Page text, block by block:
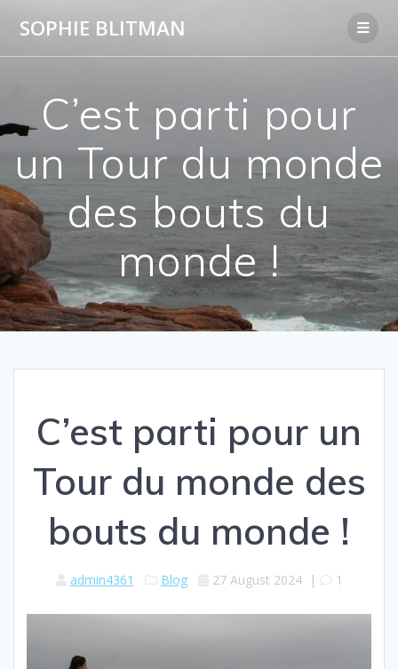
SOPHIE BLITMAN
C’est parti pour
un Tour du monde
des bouts du
monde !
C’est parti pour un
Tour du monde des
bouts du monde !
admin4361 Blog 27 August 2024| 1